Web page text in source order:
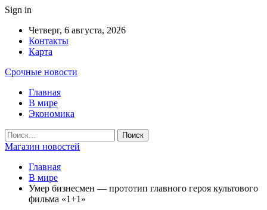
Sign in
Четверг, 6 августа, 2026
Контакты
Карта
Срочные новости
Главная
В мире
Экономика
Магазин новостей
Главная
В мире
Умер бизнесмен — прототип главного героя культового
фильма «1+1»